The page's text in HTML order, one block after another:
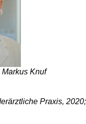
Markus Knuf
Praxis,